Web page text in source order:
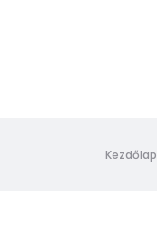
Kezdőlap